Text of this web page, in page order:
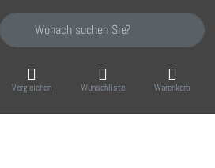
Geben Sie einen Suchbegriff ein. Während
Vergleichen Wunschliste Warenkorb